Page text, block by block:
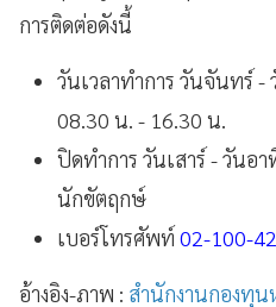
การติดต่อดังนี้
วันเวลาทำการ วันจันทร์ -
08.30 น. - 16.30 น.
ปิดทำการ วันเสาร์ - วันอ
นักขัตฤกษ์
เบอร์โทรศัพท์ 02-100-
อ้างอิง-ภาพ : สำนักงานกองทุ